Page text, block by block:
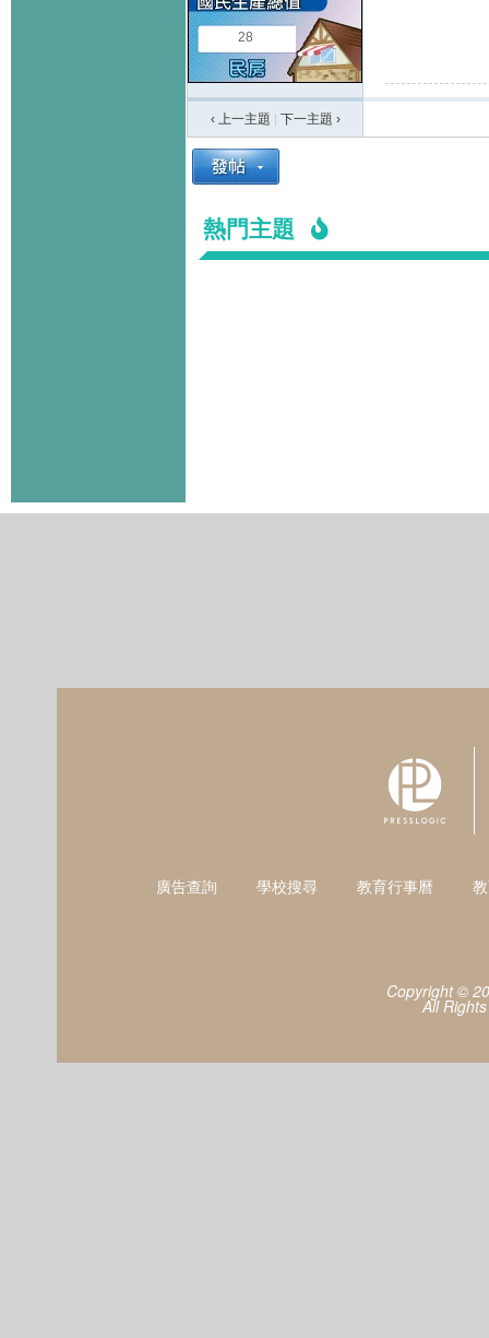
28
‹ 上一主題 下一主題 ›
熱門主題
廣告查詢 學校搜尋 教育行事曆
Copyright ©
All